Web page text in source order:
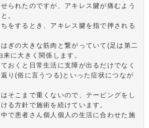
られたのですが、アキレス腱が痛むよう
。
をするとき、アキレス腱を指で押される
ぎの大きな筋肉と繋がっていて(足は第二
に大きく関係します。
おくと日常生活に支障が出るだけでなく
り(俗に言うつる)といった症状につなが
そこまで重くないので、テーピングをし
る方針で施術を続けています。
で患者さん個人個人の生活に合わせた施